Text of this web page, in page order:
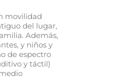
movilidad
del lugar,
Además,
y niños y
de espectro
y táctil)